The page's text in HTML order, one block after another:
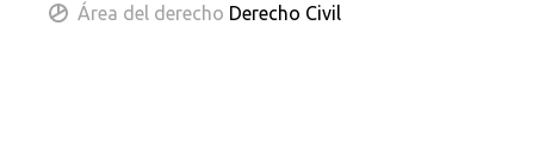
Área del derecho Derecho Civil